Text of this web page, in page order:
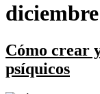
Cómo crear
psíquicos